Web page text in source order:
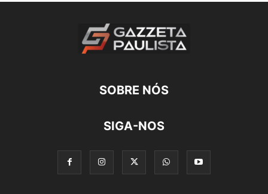
SOBRE NÓS
SIGA-NOS